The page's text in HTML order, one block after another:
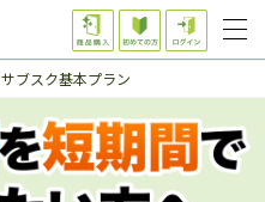
サブスク基本プラン